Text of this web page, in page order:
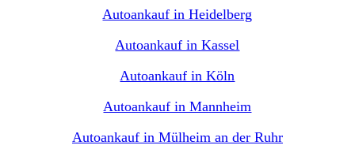
Autoankauf in Heidelberg
Autoankauf in Kassel
Autoankauf in Köln
Autoankauf in Mannheim
Autoankauf in Mülheim an der Ruhr